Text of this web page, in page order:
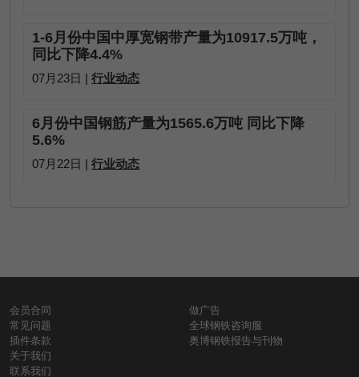
1-6月份中国中厚宽钢带产量为10917.5万吨，
同比下降4.4%
07月23日 | 行业动态
6月份中国钢筋产量为1565.6万吨 同比下降
5.6%
07月22日 | 行业动态
会员合同
常见问题
插件条款
关于我们
联系我们
做广告
全球钢铁咨询服
奥博钢铁报告与刊物